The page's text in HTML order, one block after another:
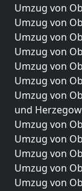
Umzug von
Umzug von
Umzug von
Umzug von
Umzug von
Umzug von
Umzug von
und
Umzug von
Umzug von
Umzug von
Umzug von
Umzug von